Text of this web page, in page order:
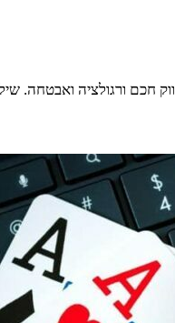
חכם ורגולציה ואבטחה.